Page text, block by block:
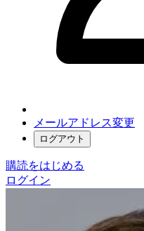
メールアドレス変更
ログアウト
購読をはじめる
ログイン